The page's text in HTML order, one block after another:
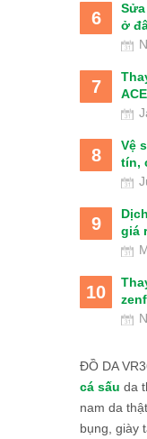
6
ở
7
8
Vệ
tín,
9
giá
10
ĐỒ DA
cá sấu da
nam da
bụng, giày